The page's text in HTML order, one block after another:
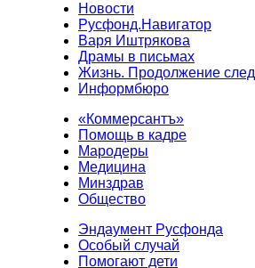
Новости
Русфонд.Навигатор
Варя Иштрякова
Драмы в письмах
Жизнь. Продолжение
Информбюро
«Коммерсантъ»
Помощь в кадре
Мародеры
Медицина
Минздрав
Общество
Эндаумент Русфонда
Особый случай
Помогают дети